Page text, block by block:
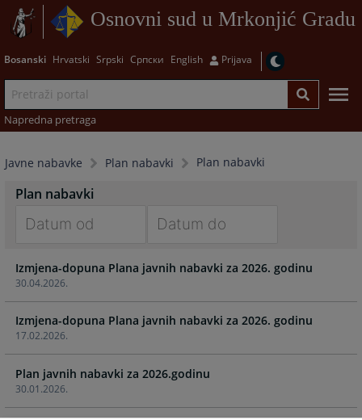
Osnovni sud u Mrkonjić Gradu
Bosanski Hrvatski Srpski Српски English Prijava
Napredna pretraga
Javne nabavke Plan nabavki Plan nabavki
Plan nabavki
forward
to
interact
with
the
calendar
and
select
a
forward
interact
with
calendar
and
a
30.04.2026.
Izmjena-dopuna Plana javnih nabavki za 2026. godinu
17.02.2026.
Izmjena-dopuna Plana javnih nabavki za 2026. godinu
30.01.2026.
Plan javnih nabavki za 2026.godinu